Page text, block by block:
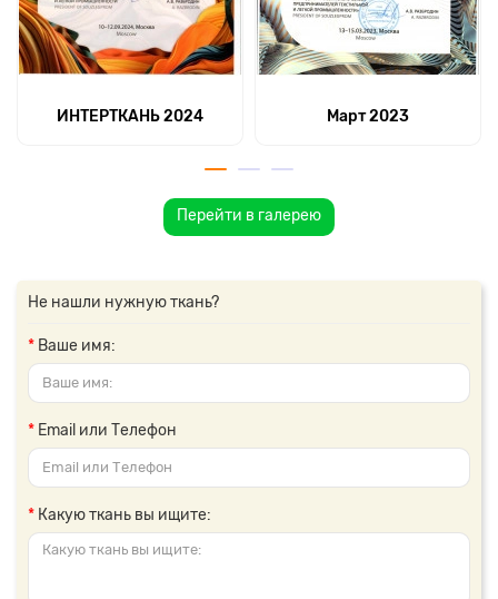
ИНТЕРТКАНЬ 2024 Март 2023
Перейти в галерею
Не нашли нужную ткань?
Ваше имя:
Email или Телефон
Какую ткань вы ищите: